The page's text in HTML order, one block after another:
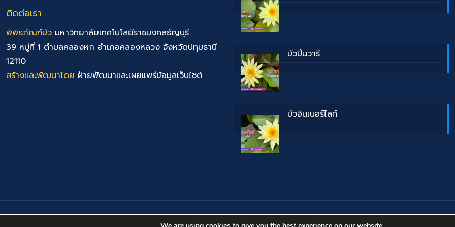
ติดต่อเรา
พิพิธภัณฑ์บัว มหาวิทยาลัยเทคโนโลยีราชมงคลธัญบุรี
39 หมู่ที่ 1 ตำบลคลองหก อำเภอคลองหลวง จังหวัดปทุมธานี
12110
สร้างและพัฒนาโดย ฝ่ายพัฒนาและเผยแพร่ข้อมูลเว็บไซต์
บัวปิ่นวารี
บัวอินเนอร์ไลท์
(cc) 2022 พิพิธภัณฑ์บัว มหาวิทยาลัยเทคโนโลยีราชมงคลธัญบุรี